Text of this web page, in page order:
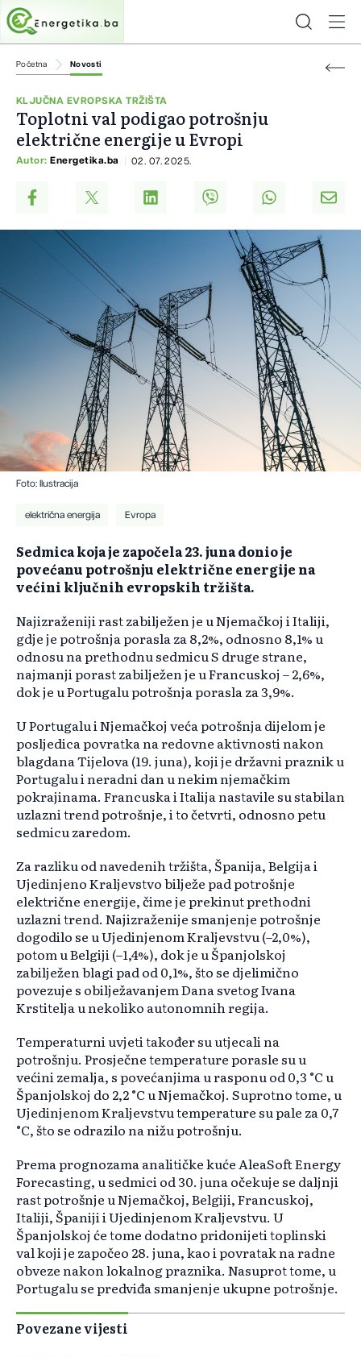
Početna Novosti
KLJUČNA EVROPSKA TRŽIŠTA
Toplotni val podigao potrošnju
električne energije u Evropi
Autor: Energetika.ba 02. 07. 2025.
Foto: Ilustracija
električna energija Evropa
Sedmica koja je započela 23. juna donio je
povećanu potrošnju električne energije na
većini ključnih evropskih tržišta.
Najizraženiji rast zabilježen je u Njemačkoj i Italiji,
gdje je potrošnja porasla za 8,2%, odnosno 8,1% u
odnosu na prethodnu sedmicu S druge strane,
najmanji porast zabilježen je u Francuskoj – 2,6%,
dok je u Portugalu potrošnja porasla za 3,9%.
U Portugalu i Njemačkoj veća potrošnja dijelom je
posljedica povratka na redovne aktivnosti nakon
blagdana Tijelova (19. juna), koji je državni praznik u
Portugalu i neradni dan u nekim njemačkim
pokrajinama. Francuska i Italija nastavile su stabilan
uzlazni trend potrošnje, i to četvrti, odnosno petu
sedmicu zaredom.
Za razliku od navedenih tržišta, Španija, Belgija i
Ujedinjeno Kraljevstvo bilježe pad potrošnje
električne energije, čime je prekinut prethodni
uzlazni trend. Najizraženije smanjenje potrošnje
dogodilo se u Ujedinjenom Kraljevstvu (–2,0%),
potom u Belgiji (–1,4%), dok je u Španjolskoj
zabilježen blagi pad od 0,1%, što se djelimično
povezuje s obilježavanjem Dana svetog Ivana
Krstitelja u nekoliko autonomnih regija.
Temperaturni uvjeti također su utjecali na
potrošnju. Prosječne temperature porasle su u
većini zemalja, s povećanjima u rasponu od 0,3 °C u
Španjolskoj do 2,2 °C u Njemačkoj. Suprotno tome, u
Ujedinjenom Kraljevstvu temperature su pale za 0,7
°C, što se odrazilo na nižu potrošnju.
Prema prognozama analitičke kuće AleaSoft Energy
Forecasting, u sedmici od 30. juna očekuje se daljnji
rast potrošnje u Njemačkoj, Belgiji, Francuskoj,
Italiji, Španiji i Ujedinjenom Kraljevstvu. U
Španjolskoj će tome dodatno pridonijeti toplinski
val koji je započeo 28. juna, kao i povratak na radne
obveze nakon lokalnog praznika. Nasuprot tome, u
Portugalu se predviđa smanjenje ukupne potrošnje.
Povezane vijesti